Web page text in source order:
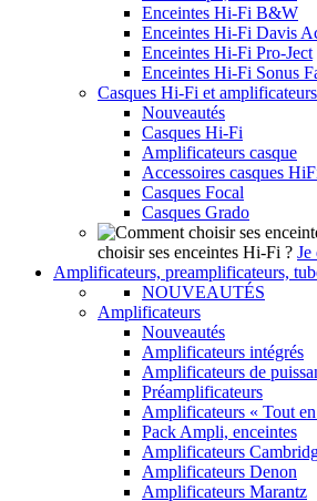
Enceintes Hi-Fi B&W
Enceintes Hi-Fi Davis
Enceintes Hi-Fi Pro-Ject
Enceintes Hi-Fi Sonus
Casques Hi-Fi et
Nouveautés
Casques Hi-Fi
Amplificateurs casque
Accessoires casques
Casques Focal
Casques Grado
choisir ses enceintes Hi-Fi ? Je
Amplificateurs, preamplificateurs,
NOUVEAUTÉS
Amplificateurs
Nouveautés
Amplificateurs intégrés
Amplificateurs de
Préamplificateurs
Amplificateurs « Tout
Pack Ampli, enceintes
Amplificateurs
Amplificateurs Denon
Amplificateurs Marantz